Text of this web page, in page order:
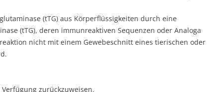
(tTG) aus Körperflüssigkeiten durch eine
(tTG), deren immunreaktiven Sequenzen oder Analoga
nicht mit einem Gewebeschnitt eines tierischen oder
zurückzuweisen.